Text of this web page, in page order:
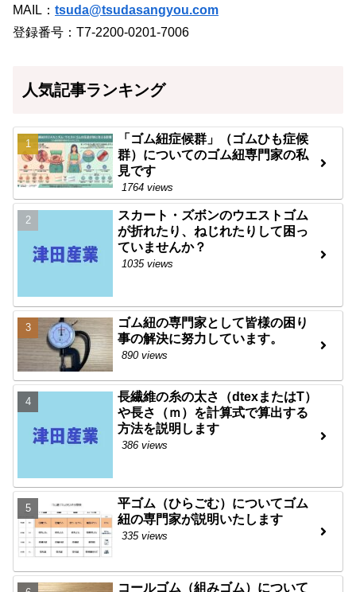
MAIL： tsuda@tsudasangyou.com
登録番号：T7-2200-0201-7006
人気記事ランキング
「ゴム紐症候群」（ゴムひも症候
群）についてのゴム紐専門家の私
見です
1764 views
スカート・ズボンのウエストゴム
が折れたり、ねじれたりして困っ
ていませんか？
1035 views
ゴム紐の専門家として皆様の困り
事の解決に努力しています。
890 views
長繊維の糸の太さ（dtexまたはT）
や長さ（ｍ）を計算式で算出する
方法を説明します
386 views
平ゴム（ひらごむ）についてゴム
紐の専門家が説明いたします
335 views
コールゴム（組みゴム）について